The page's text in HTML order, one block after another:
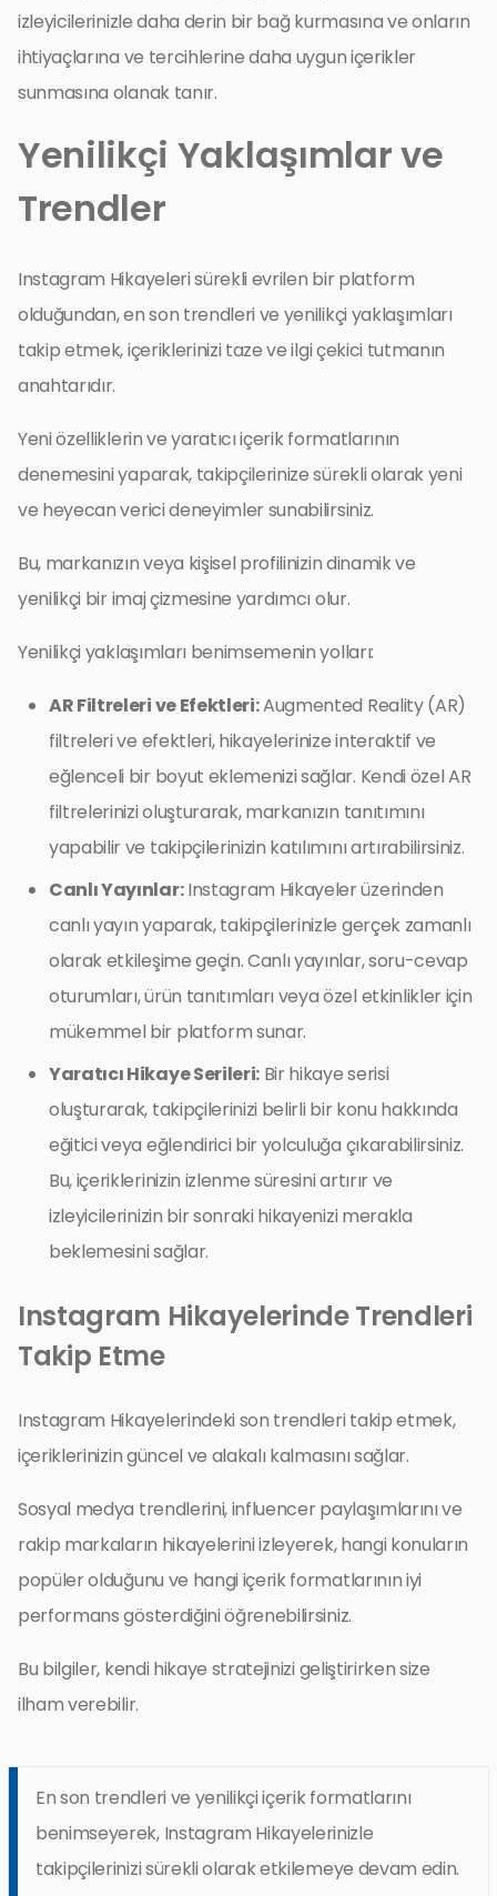
izleyicilerinizle daha derin bir bağ kurmasına ve onların
ihtiyaçlarına ve tercihlerine daha uygun içerikler
sunmasına olanak tanır.
Yenilikçi Yaklaşımlar ve
Trendler
Instagram Hikayeleri sürekli evrilen bir platform
olduğundan, en son trendleri ve yenilikçi yaklaşımları
takip etmek, içeriklerinizi taze ve ilgi çekici tutmanın
anahtarıdır.
Yeni özelliklerin ve yaratıcı içerik formatlarının
denemesini yaparak, takipçilerinize sürekli olarak yeni
ve heyecan verici deneyimler sunabilirsiniz.
Bu, markanızın veya kişisel profilinizin dinamik ve
yenilikçi bir imaj çizmesine yardımcı olur.
Yenilikçi yaklaşımları benimsemenin yolları:
AR Filtreleri ve Efektleri:Augmented Reality (AR)
filtreleri ve efektleri, hikayelerinize interaktif ve
eğlenceli bir boyut eklemenizi sağlar. Kendi özel AR
filtrelerinizi oluşturarak, markanızın tanıtımını
yapabilir ve takipçilerinizin katılımını artırabilirsiniz.
Canlı Yayınlar:Instagram Hikayeler üzerinden
canlı yayın yaparak, takipçilerinizle gerçek zamanlı
olarak etkileşime geçin. Canlı yayınlar, soru-cevap
oturumları, ürün tanıtımları veya özel etkinlikler için
mükemmel bir platform sunar.
Yaratıcı Hikaye Serileri: Bir hikaye serisi
oluşturarak, takipçilerinizi belirli bir konu hakkında
eğitici veya eğlendirici bir yolculuğa çıkarabilirsiniz.
Bu, içeriklerinizin izlenme süresini artırır ve
izleyicilerinizin bir sonraki hikayenizi merakla
beklemesini sağlar.
Instagram Hikayelerinde Trendleri
Takip Etme
Instagram Hikayelerindeki son trendleri takip etmek,
içeriklerinizin güncel ve alakalı kalmasını sağlar.
Sosyal medya trendlerini, influencer paylaşımlarını ve
rakip markaların hikayelerini izleyerek, hangi konuların
popüler olduğunu ve hangi içerik formatlarının iyi
performans gösterdiğini öğrenebilirsiniz.
Bu bilgiler, kendi hikaye stratejinizi geliştirirken size
ilham verebilir.
En son trendleri ve yenilikçi içerik formatlarını
benimseyerek, Instagram Hikayelerinizle
takipçilerinizi sürekli olarak etkilemeye devam edin.